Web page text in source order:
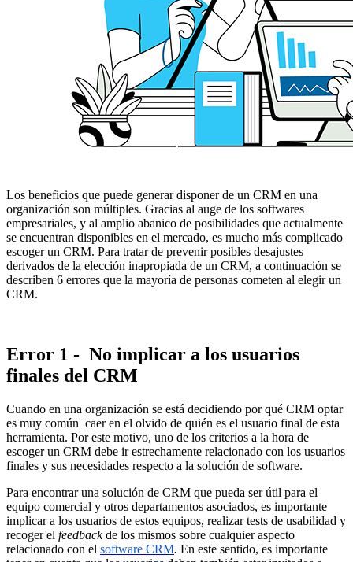
Los beneficios que puede generar disponer de un CRM en una
organización son múltiples. Gracias al auge de los softwares
empresariales, y al amplio abanico de posibilidades que actualmente
se encuentran disponibles en el mercado, es mucho más complicado
escoger un CRM. Para tratar de prevenir posibles desajustes
derivados de la elección inapropiada de un CRM, a continuación se
describen 6 errores que la mayoría de personas cometen al elegir un
CRM.
Error 1 - No implicar a los usuarios
finales del CRM
Cuando en una organización se está decidiendo por qué CRM optar
es muy común caer en el olvido de quién es el usuario final de esta
herramienta. Por este motivo, uno de los criterios a la hora de
escoger un CRM debe ir estrechamente relacionado con los usuarios
finales y sus necesidades respecto a la solución de software.
Para encontrar una solución de CRM que pueda ser útil para el
equipo comercial y otros departamentos asociados, es importante
implicar a los usuarios de estos equipos, realizar tests de usabilidad y
recoger el feedbackde los mismos sobre cualquier aspecto
relacionado con el software CRM. En este sentido, es importante